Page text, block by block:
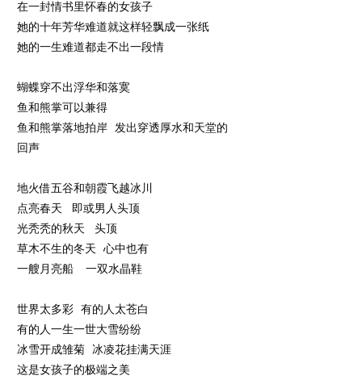
在一封情书里怀春的女孩子
她的十年芳华难道就这样轻飘成一张纸
她的一生难道都走不出一段情
蝴蝶穿不出浮华和落寞
鱼和熊掌可以兼得
鱼和熊掌落地拍岸 发出穿透厚水和天堂的
回声
地火借五谷和朝霞飞越冰川
点亮春天 即或男人头顶
光秃秃的秋天 头顶
草木不生的冬天 心中也有
一艘月亮船 一双水晶鞋
世界太多彩 有的人太苍白
有的人一生一世大雪纷纷
冰雪开成雏菊 冰凌花挂满天涯
这是女孩子的极端之美